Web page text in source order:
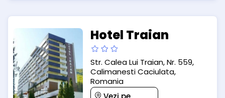
Hotel Traian
Str. Calea Lui Traian, Nr. 559,
Calimanesti Caciulata,
Romania